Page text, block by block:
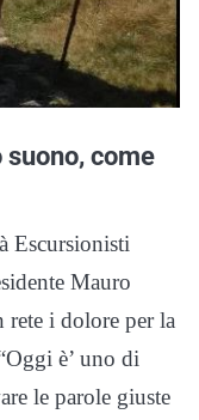
suono, come
Escursionisti
Mauro
i dolore per la
è’ uno di
le parole giuste